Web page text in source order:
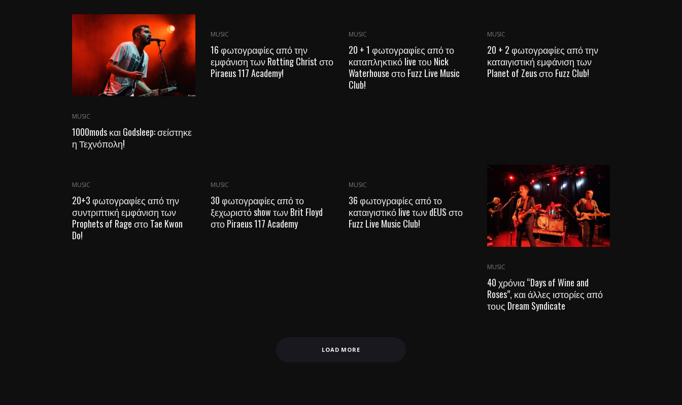
MUSIC
1000mods και Godsleep: σείστηκε
η Τεχνόπολη!
MUSIC
16 φωτογραφίες από την
εμφάνιση των Rotting Christ στο
Piraeus 117 Academy!
MUSIC
20 + 1 φωτογραφίες από το
καταπληκτικό live του Nick
Waterhouse στο Fuzz Live Music
Club!
MUSIC
20 + 2 φωτογραφίες από την
καταιγιστική εμφάνιση των
Planet of Zeus στο Fuzz Club!
MUSIC
20+3 φωτογραφίες από την
συντριπτική εμφάνιση των
Prophets of Rage στο Tae Kwon
Do!
MUSIC
30 φωτογραφίες από το
ξεχωριστό show των Brit Floyd
στο Piraeus 117 Academy
MUSIC
36 φωτογραφίες από το
καταιγιστικό live των dEUS στο
Fuzz Live Music Club!
MUSIC
40 χρόνια “Days of Wine and
Roses”, και άλλες ιστορίες από
τους Dream Syndicate
LOAD MORE